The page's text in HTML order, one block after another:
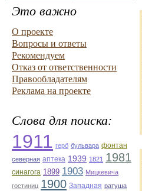
Это важно
О проекте
Вопросы и ответы
Рекомендуем
Отказ от ответственности
Правообладателям
Реклама на проекте
Слова для поиска:
1911 герб бульвара фонтан
северная аптека 1939 1821 1981
синагога 1899 1903 Мицкевича
гостиниц 1900 Западная ратуша